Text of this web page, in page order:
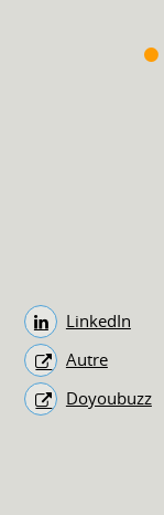
LinkedIn
Autre
Doyoubuzz